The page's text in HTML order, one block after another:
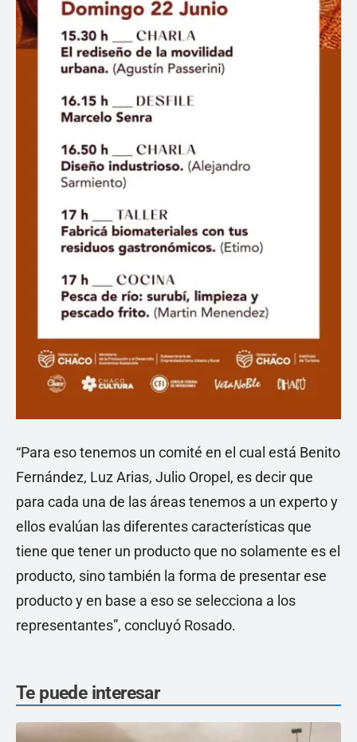
“Para eso tenemos un comité en el cual está Benito
Fernández, Luz Arias, Julio Oropel, es decir que
para cada una de las áreas tenemos a un experto y
ellos evalúan las diferentes características que
tiene que tener un producto que no solamente es el
producto, sino también la forma de presentar ese
producto y en base a eso se selecciona a los
representantes”, concluyó Rosado.
Te puede interesar